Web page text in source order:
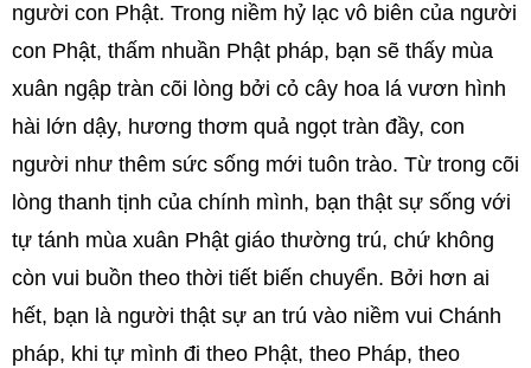
người con Phật. Trong niềm hỷ lạc vô biên của người
con Phật, thấm nhuần Phật pháp, bạn sẽ thấy mùa
xuân ngập tràn cõi lòng bởi cỏ cây hoa lá vươn hình
hài lớn dậy, hương thơm quả ngọt tràn đầy, con
người như thêm sức sống mới tuôn trào. Từ trong cõi
lòng thanh tịnh của chính mình, bạn thật sự sống với
tự tánh mùa xuân Phật giáo thường trú, chứ không
còn vui buồn theo thời tiết biến chuyển. Bởi hơn ai
hết, bạn là người thật sự an trú vào niềm vui Chánh
pháp, khi tự mình đi theo Phật, theo Pháp, theo